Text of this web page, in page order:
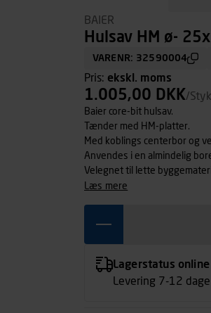
BAIER
Hulsav HM ø-
VARENR: 32590004
Pris: ekskl. moms
1.005,00 DKK/Styk
Baier core-bit hulsav.
Tænder med HM-platter.
Med koblings centerbor og
Anvendes i en almindelig
Velegnet til lette
læs mere
Lagerstatus online
Levering 7-12 dage